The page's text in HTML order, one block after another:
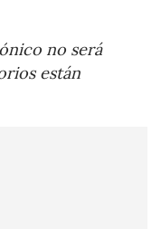
no será
están